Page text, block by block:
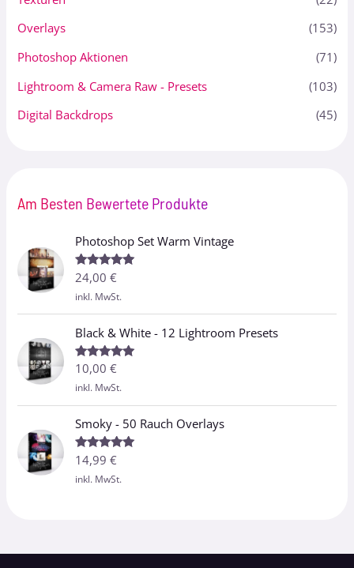
Overlays
(153)
Photoshop Aktionen
(71)
Lightroom & Camera Raw - Presets
(103)
Digital Backdrops
(45)
Am Besten Bewertete Produkte
Photoshop Set Warm Vintage
Bewertet
mit
von 5
24,00€
inkl. MwSt.
Black & White - 12 Lightroom Presets
Bewertet
mit
von 5
10,00€
inkl. MwSt.
Smoky - 50 Rauch Overlays
Bewertet
mit
von 5
14,99€
inkl. MwSt.